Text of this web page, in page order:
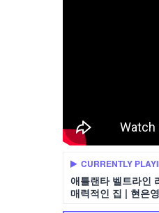
CURRENTLY
애틀랜타 벨트라인
매력적인 집 | 현은